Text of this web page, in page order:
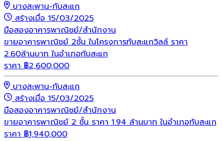
บางสะพาน-ทับสะแก
สร้างเมื่อ 15/03/2025
มือสองอาคารพาณิชย์/สำนักงาน
ขายอาคารพาณิชย์ 2ชั้น ในโครงการทับสะแกวิลล์ ราคา
2.60ล้านบาท ในอำเภอทับสะแก
ราคา ฿2,600,000
บางสะพาน-ทับสะแก
สร้างเมื่อ 15/03/2025
มือสองอาคารพาณิชย์/สำนักงาน
ขายอาคารพาณิชย์ 2 ชั้น ราคา 1.94 ล้านบาท ในอำเภอทับสะแก
ราคา ฿1,940,000